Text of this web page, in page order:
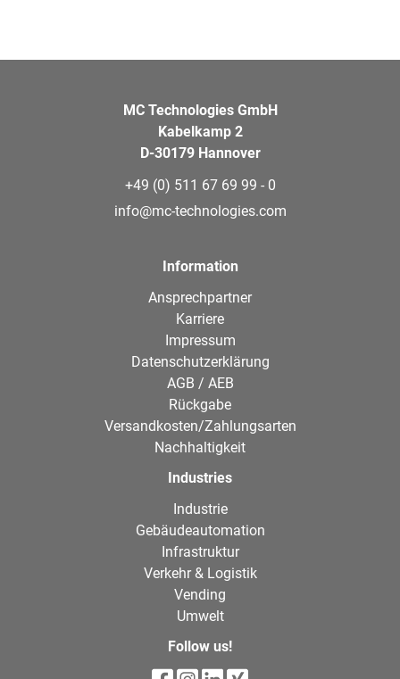
MC Technologies GmbH
Kabelkamp 2
D-30179 Hannover
+49 (0) 511 67 69 99 - 0
info@mc-technologies.com
Information
Ansprechpartner
Karriere
Impressum
Datenschutzerklärung
AGB / AEB
Rückgabe
Versandkosten/Zahlungsarten
Nachhaltigkeit
Industries
Industrie
Gebäudeautomation
Infrastruktur
Verkehr & Logistik
Vending
Umwelt
Follow us!